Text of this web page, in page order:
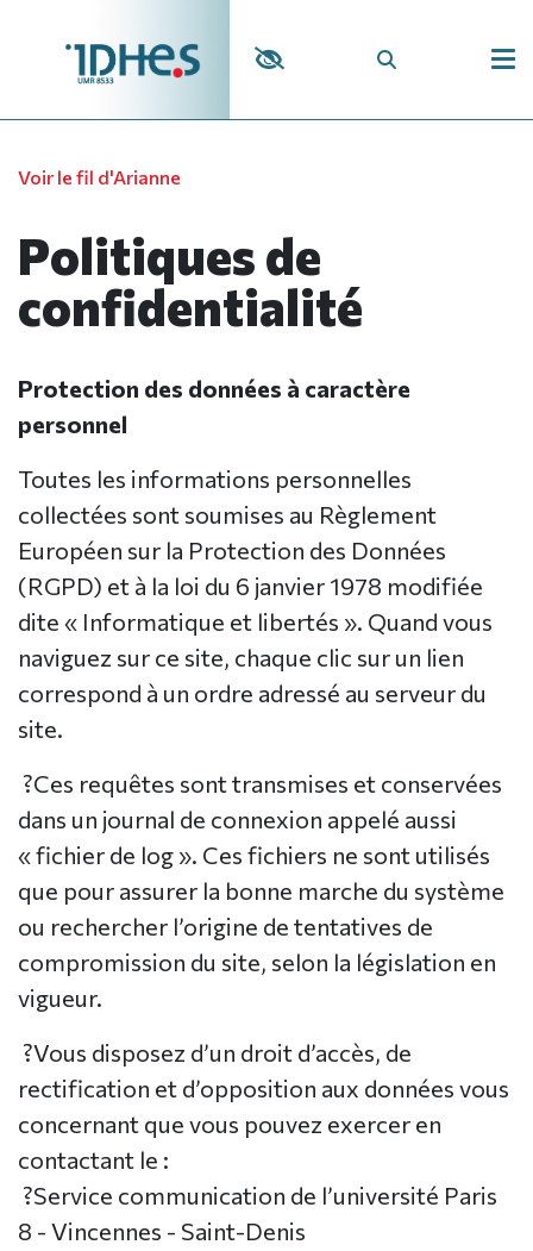
Voir le fil d'Arianne
Politiques de
confidentialité
Protection des données à caractère
personnel
Toutes les informations personnelles
collectées sont soumises au Règlement
Européen sur la Protection des Données
(RGPD) et à la loi du 6 janvier 1978 modifiée
dite « Informatique et libertés ». Quand vous
naviguez sur ce site, chaque clic sur un lien
correspond à un ordre adressé au serveur du
site.
?Ces requêtes sont transmises et conservées
dans un journal de connexion appelé aussi
« fichier de log ». Ces fichiers ne sont utilisés
que pour assurer la bonne marche du système
ou rechercher l’origine de tentatives de
compromission du site, selon la législation en
vigueur.
?Vous disposez d’un droit d’accès, de
rectification et d’opposition aux données vous
concernant que vous pouvez exercer en
contactant le :
?Service communication de l’université Paris
8 - Vincennes - Saint-Denis